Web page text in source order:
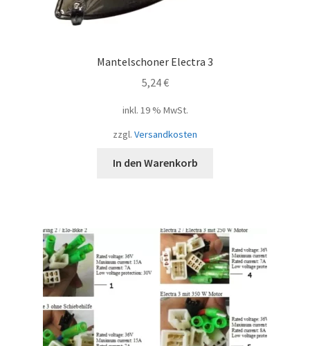
Mantelschoner Electra 3
5,24€
inkl. 19 % MwSt.
zzgl. Versandkosten
In den Warenkorb